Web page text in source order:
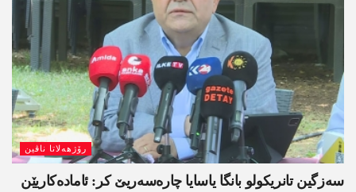
رۆژھەلاتا ناڤین
سەزگین تانریکولو بانگا یاسایا چارەسەریێ کر: ئامادەکاریێن